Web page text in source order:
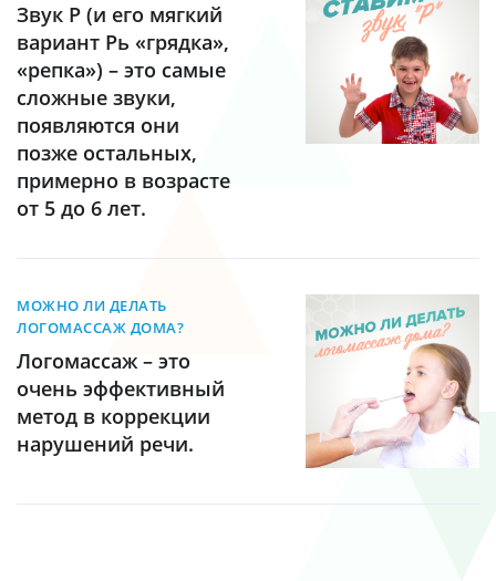
Звук Р (и его мягкий
вариант Рь «грядка»,
«репка») – это самые
сложные звуки,
появляются они
позже остальных,
примерно в возрасте
от 5 до 6 лет.
МОЖНО ЛИ ДЕЛАТЬ
ЛОГОМАССАЖ ДОМА?
Логомассаж – это
очень эффективный
метод в коррекции
нарушений речи.